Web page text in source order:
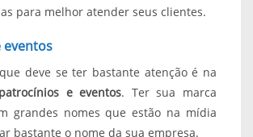
para melhor atender seus clientes.
eventos
deve se ter bastante atenção é na
patrocínios e eventos. Ter sua marca
grandes nomes que estão na mídia
bastante o nome da sua empresa.